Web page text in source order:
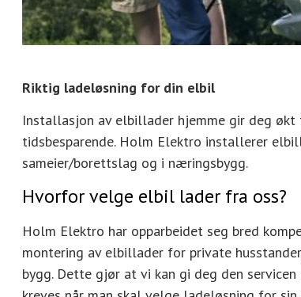
Riktig ladeløsning for din elbil
Installasjon av elbillader hjemme gir deg
tidsbesparende. Holm Elektro installerer
sameier/borettslag og i næringsbygg.
Hvorfor velge elbil lader fra oss?
Holm Elektro har opparbeidet seg bred
montering av elbillader for private
bygg. Dette gjør at vi kan gi deg den